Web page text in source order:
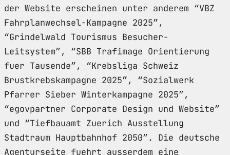
der Website erscheinen unter anderem “VBZ
Fahrplanwechsel-Kampagne 2025”,
“Grindelwald Tourismus Besucher-
Leitsystem”, “SBB Trafimage Orientierung
fuer Tausende”, “Krebsliga Schweiz
Brustkrebskampagne 2025”, “Sozialwerk
Pfarrer Sieber Winterkampagne 2025”,
“egovpartner Corporate Design und Website”
und “Tiefbauamt Zuerich Ausstellung
Stadtraum Hauptbahnhof 2050”. Die deutsche
Agenturseite fuehrt ausserdem eine